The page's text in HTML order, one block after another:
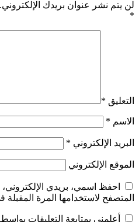
لن يتم نشر عنوان بريدك الإلكتروني.
*
التعليق *
الاسم *
البريد الإلكتروني *
الموقع الإلكتروني
احفظ اسمي، بريدي الإلكتروني،
المتصفح لاستخدامها المرة المقبلة
أعلمني بمتابعة التعليقات